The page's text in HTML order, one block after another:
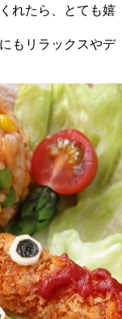
れたら、とても嬉
もリラックスやデ